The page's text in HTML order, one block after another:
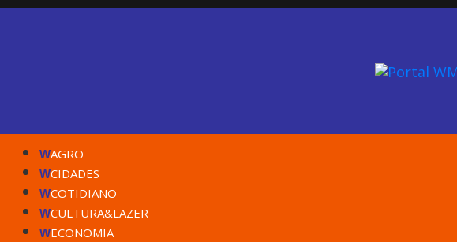
WAGRO
WCIDADES
WCOTIDIANO
WCULTURA&LAZER
WECONOMIA